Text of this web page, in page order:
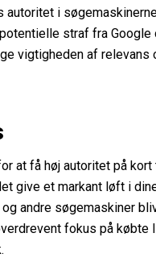
i
straf fra Google
vigtigheden af
at få høj autoritet på kort
give et markant løft i
andre søgemaskiner
fokus på købte